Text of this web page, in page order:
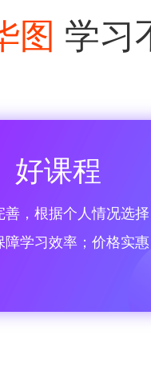
图 学习
好课程
善，根据个人情况选
障学习效率；价格实